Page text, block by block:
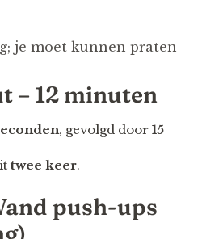
je moet kunnen praten
– 12 minuten
, gevolgd door 15
twee keer.
push-ups